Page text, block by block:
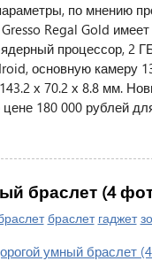
по мнению
Regal Gold
процессор, 2
основную
х 70.2 х 8.8 мм.
180 000 рублей
браслет (4
браслет гаджет